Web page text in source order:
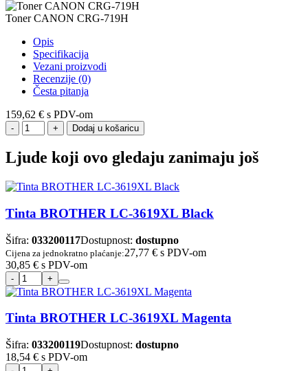
Toner CANON CRG-719H
Opis
Specifikacija
Vezani proizvodi
Recenzije (0)
Česta pitanja
159,62 € s PDV-om
Dodaj u košaricu
Ljude koji ovo gledaju zanimaju još
Tinta BROTHER LC-3619XL Black
Šifra: 033200117Dostupnost: dostupno
Cijena za jednokratno plaćanje:27,77 € s PDV-om
30,85 € s PDV-om
Tinta BROTHER LC-3619XL Magenta
Šifra: 033200119Dostupnost: dostupno
18,54 € s PDV-om